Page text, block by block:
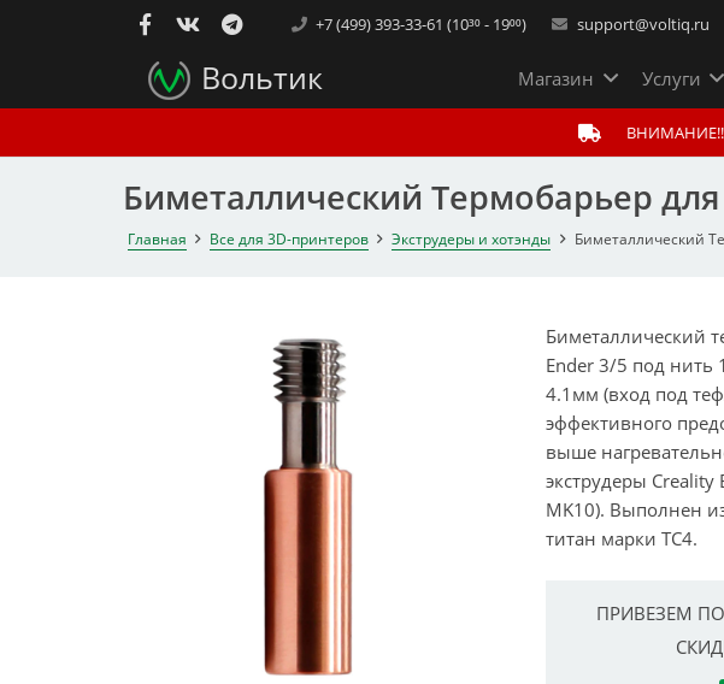
+7 (499) 393-33-61 (10³⁰ - 19⁰⁰) support@voltiq.ru
Вольтик Магазин Услуги
Биметаллический Термобарьер
Главная Все для 3D-принтеров Экструдеры и хотэнды Биметаллический
Биметаллический
Ender 3/5 под нить
4.1мм (вход под
эффективного
выше
экструдеры
MK10). Выполнен
титан марки TC4.
ПРИВЕЗЕМ